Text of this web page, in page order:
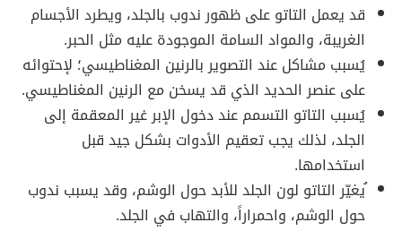
قد يعمل التاتو على ظهور ندوب بالجلد، ويطرد الأجسام
الغريبة، والمواد السامة الموجودة عليه مثل الحبر.
‏يُسبب مشاكل عند التصوير بالرنين المغناطيسي؛ لإحتوائه
على عنصر الحديد الذي قد ‏يسخن مع الرنين المغناطيسي.‏
يُسبب التاتو التسمم عند دخول الإبر غير المعقمة إلى
الجلد، لذلك يجب تعقيم الأدوات بشكل جيد قبل
استخدامها.
ُيغيّر التاتو لون الجلد للأبد حول الوشم، وقد ‏يسبب ندوب
حول الوشم، واحمراراً، والتهاب في الجلد.